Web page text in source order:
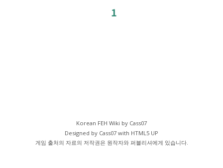
1
Korean FEH Wiki by Cass07
Designed by Cass07 with HTML5 UP
게임 출처의 자료의 저작권은 원작자와 퍼블리셔에게 있습니다.